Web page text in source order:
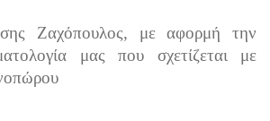
Ζαχόπουλος, με αφορμή την
μας που σχετίζεται με